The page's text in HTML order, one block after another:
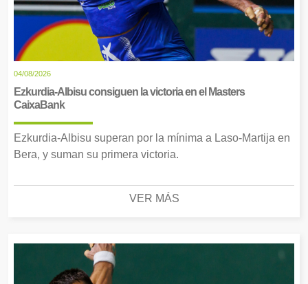
04/08/2026
Ezkurdia-Albisu consiguen la victoria en el Masters
CaixaBank
Ezkurdia-Albisu superan por la mínima a Laso-Martija en
Bera, y suman su primera victoria.
VER MÁS